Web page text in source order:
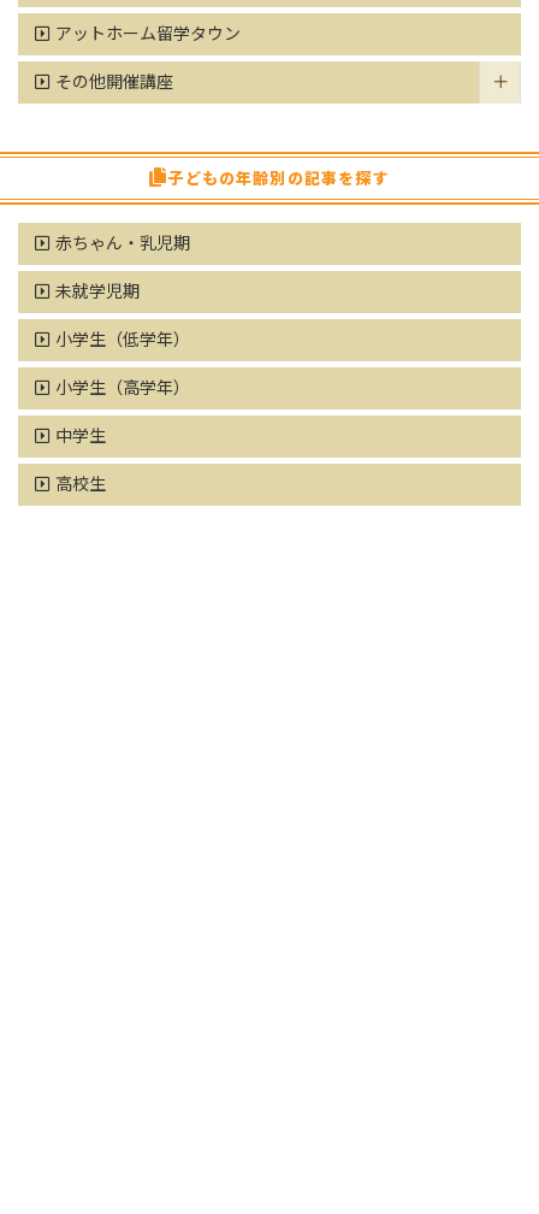
アットホーム留学タウン
その他開催講座
子どもの年齢別の記事を探す
赤ちゃん・乳児期
未就学児期
小学生（低学年）
小学生（高学年）
中学生
高校生